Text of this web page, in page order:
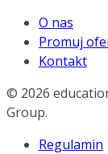
O nas
Promuj
Kontakt
© 2026
Group.
Regulamin